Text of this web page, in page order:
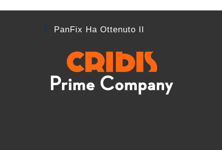
PanFix Ha Ottenuto Il